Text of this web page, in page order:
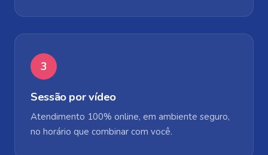
3
Sessão por vídeo
Atendimento 100% online, em ambiente seguro,
no horário que combinar com você.